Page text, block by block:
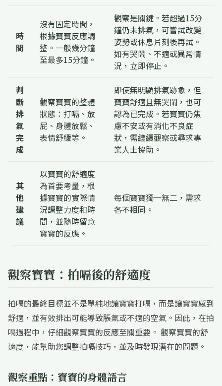
時
間
沒有固定時間，
根據寶寶反應調
整。一般幾分鐘
至最多15分鐘。
觀察是關鍵。若超過15分
鐘仍未排氣，可嘗試改變
姿勢或休息片刻後再試。
如有哭鬧、不適或異常情
況，立即停止。
判
斷
排
氣
完
成
觀察寶寶的整體
狀態：打嗝、放
屁、身體放鬆、
表情舒緩等。
即使無明顯排氣跡象，但
寶寶舒適且無哭鬧，也可
認為已完成。若寶寶仍焦
慮不安或有消化不良症
狀，需繼續觀察或尋求專
業人士協助。
其
他
建
議
以寶寶的舒適度
為首要考量，根
據寶寶的實際情
況調整力度和時
間，並隨時留意
寶寶的反應。
每個寶寶獨一無二，需求
各不相同。
觀察寶寶：拍嗝後的舒適度
拍嗝的最終目標並不是單純地讓寶寶打嗝，而是讓寶寶感到
舒適，並有效排出可能導致脹氣或不適的空氣。因此，在拍
嗝過程中，仔細觀察寶寶的反應至關重要。 觀察寶寶的舒
適度，能幫助您調整拍嗝技巧，並及時發現潛在的問題。
觀察重點：寶寶的身體語言